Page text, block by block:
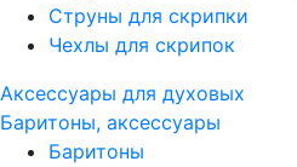
Струны для скрипки
Чехлы для скрипок
Аксессуары для духовых
Баритоны, аксессуары
Баритоны